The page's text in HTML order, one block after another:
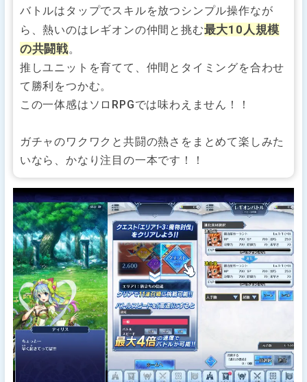
バトルはタップでスキルを放つシンプル操作なが
ら、熱いのはレギオンの仲間と挑む最大10人規模
の共闘戦。
推しユニットを育てて、仲間とタイミングを合わせ
て勝利をつかむ。
この一体感はソロRPGでは味わえません！！
ガチャのワクワクと共闘の熱さをまとめて楽しみた
いなら、かなり注目の一本です！！